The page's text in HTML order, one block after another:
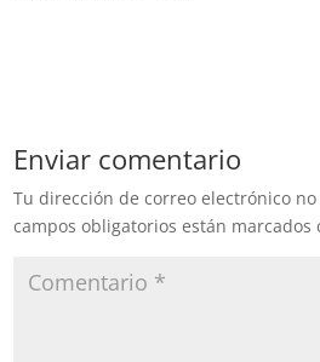
a la Secretaría…
Enviar comentario
Tu dirección de correo electrónico
campos obligatorios están marcados